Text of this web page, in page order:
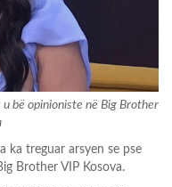
bë opinioniste në Big Brother
ka treguar arsyen se pse
Brother VIP Kosova.